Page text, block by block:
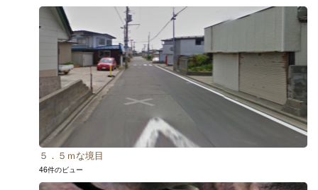
５．５ｍな境目
46件のビュー